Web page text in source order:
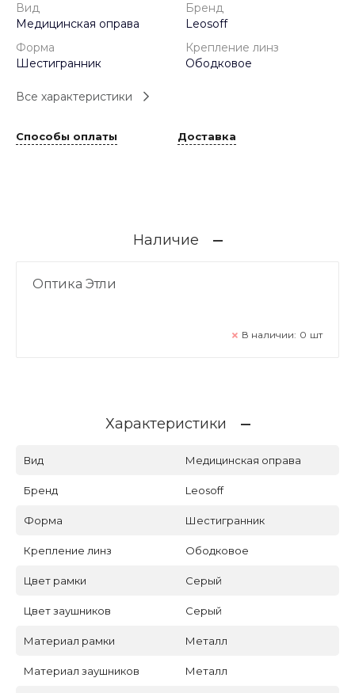
Вид
Медицинская оправа
Бренд
Leosoff
Форма
Шестигранник
Крепление линз
Ободковое
Все характеристики
Способы оплаты Доставка
Наличие
Оптика Этли
В наличии: 0 шт
Характеристики
Вид Медицинская оправа
Бренд Leosoff
Форма Шестигранник
Крепление линз Ободковое
Цвет рамки Серый
Цвет заушников Серый
Материал рамки Металл
Материал заушников Металл